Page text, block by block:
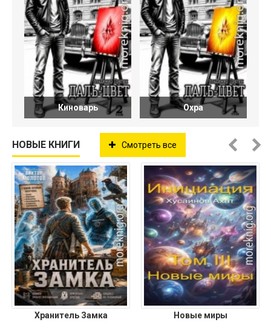
Киноварь Охра
НОВЫЕ КНИГИ Смотреть все
Хранитель Замка Новые миры